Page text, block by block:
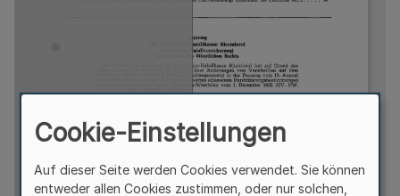
Cookie-Einstellungen
Auf dieser Seite werden Cookies verwendet. Sie können
entweder allen Cookies zustimmen, oder nur solchen,